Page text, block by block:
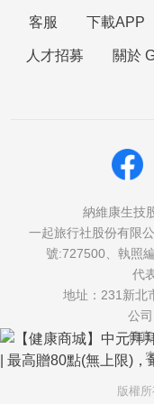
客服 下載APP
人才招募 關於
納維康生技
一起旅行社股份有限
號:727500、執照
代
地址：231新北
公
傳
版權